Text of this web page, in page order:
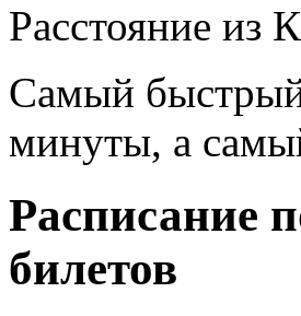
Расстояние из
Самый быстрый
минуты, а
Расписание
билетов